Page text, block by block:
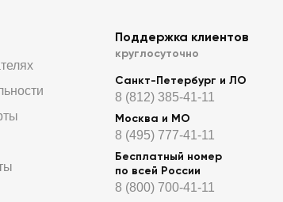
Поддержка клиентов
круглосуточно
Санкт-Петербург и ЛО
8 (812) 385-41-11
Москва и МО
8 (495) 777-41-11
Бесплатный номер
по всей России
8 (800) 700-41-11